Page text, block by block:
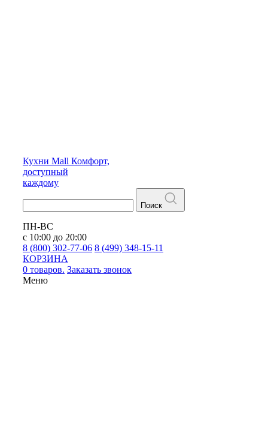
Кухни Mall Комфорт,
доступный
каждому
Поиск
ПН-ВС
с 10:00 до 20:00
8 (800) 302-77-06 8 (499) 348-15-11
КОРЗИНА
0 товаров. Заказать звонок
Меню